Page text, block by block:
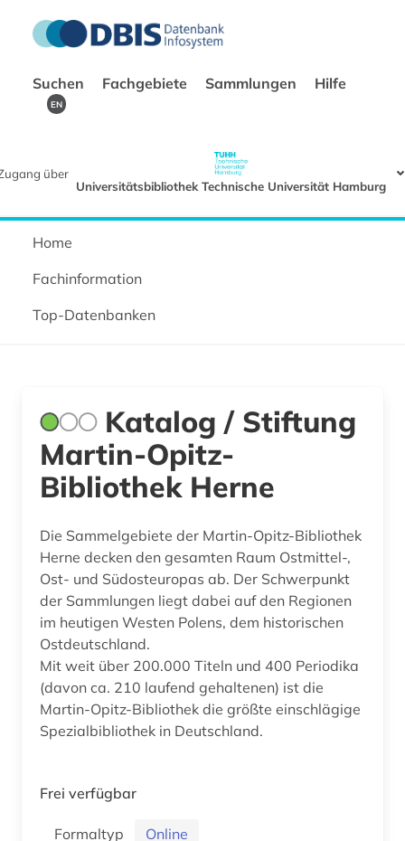
Suchen Fachgebiete Sammlungen Hilfe
EN
über
Universitätsbibliothek Technische Universität Hamburg
Home
Fachinformation
Top-Datenbanken
Katalog / Stiftung
Martin-Opitz-
Bibliothek Herne
Die Sammelgebiete der Martin-Opitz-Bibliothek
Herne decken den gesamten Raum Ostmittel-,
Ost- und Südosteuropas ab. Der Schwerpunkt
der Sammlungen liegt dabei auf den Regionen
im heutigen Westen Polens, dem historischen
Ostdeutschland.
Mit weit über 200.000 Titeln und 400 Periodika
(davon ca. 210 laufend gehaltenen) ist die
Martin-Opitz-Bibliothek die größte einschlägige
Spezialbibliothek in Deutschland.
Frei verfügbar
Formaltyp
Online